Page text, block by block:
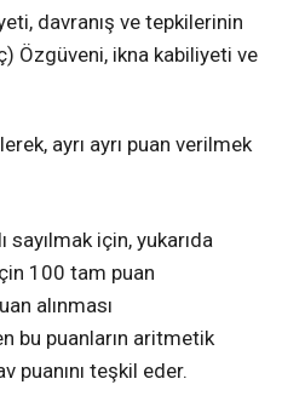
davranış ve tepkilerinin
Özgüveni, ikna kabiliyeti ve
ayrı ayrı puan verilmek
sayılmak için, yukarıda
100 tam puan
alınması
bu puanların aritmetik
puanını teşkil eder.